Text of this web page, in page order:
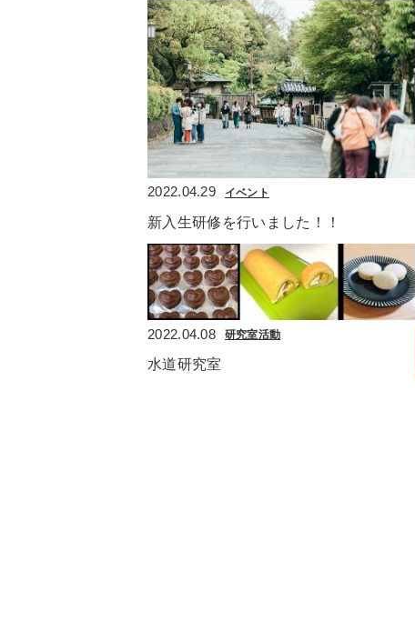
2022.04.29 イベント
新入生研修を行いました！！
2022.04.08 研究室活動
水道研究室